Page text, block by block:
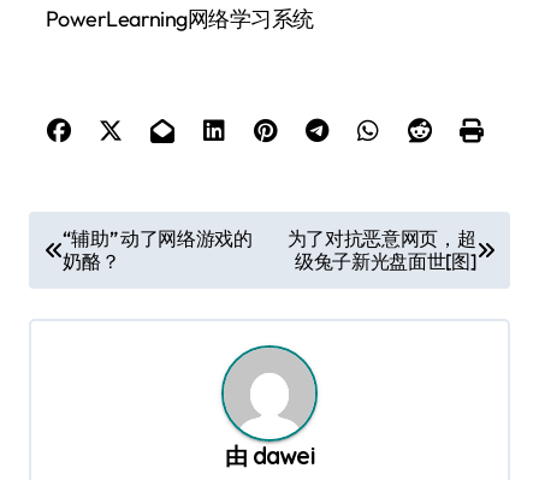
PowerLearning网络学习系统
章
导
“辅助” 动了网络游戏的
奶酪？
为了对抗恶意网页，超
级兔子新光盘面世[图]
由 dawei